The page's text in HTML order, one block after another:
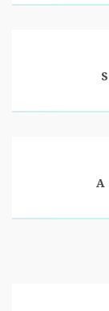
A